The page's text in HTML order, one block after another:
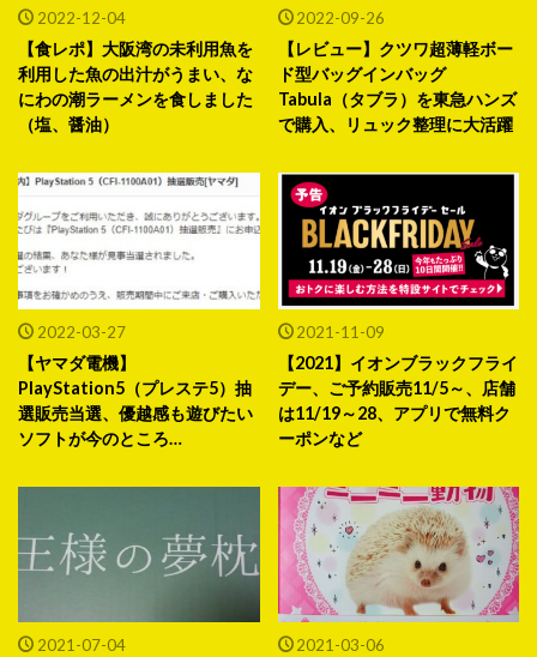
2022-12-04
【食レポ】大阪湾の未利用魚を
利用した魚の出汁がうまい、な
にわの潮ラーメンを食しました
（塩、醤油）
2022-09-26
【レビュー】クツワ超薄軽ボー
ド型バッグインバッグ
Tabula（タブラ）を東急ハンズ
で購入、リュック整理に大活躍
2022-03-27
【ヤマダ電機】
PlayStation5（プレステ5）抽
選販売当選、優越感も遊びたい
ソフトが今のところ…
2021-11-09
【2021】イオンブラックフライ
デー、ご予約販売11/5～、店舗
は11/19～28、アプリで無料ク
ーポンなど
2021-07-04 2021-03-06